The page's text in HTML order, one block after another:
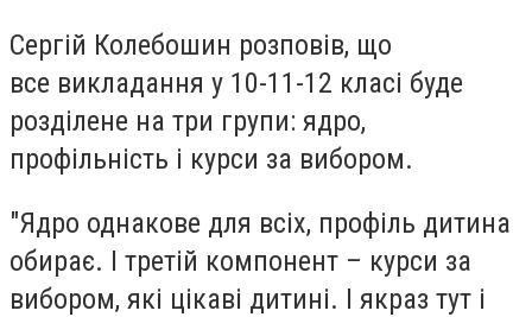
Сергій Колебошин розповів, що
все викладання у 10-11-12 класі буде
розділене на три групи: ядро,
профільність і курси за вибором.
"Ядро однакове для всіх, профіль дитина
обирає. І третій компонент – курси за
вибором, які цікаві дитині. І якраз тут і